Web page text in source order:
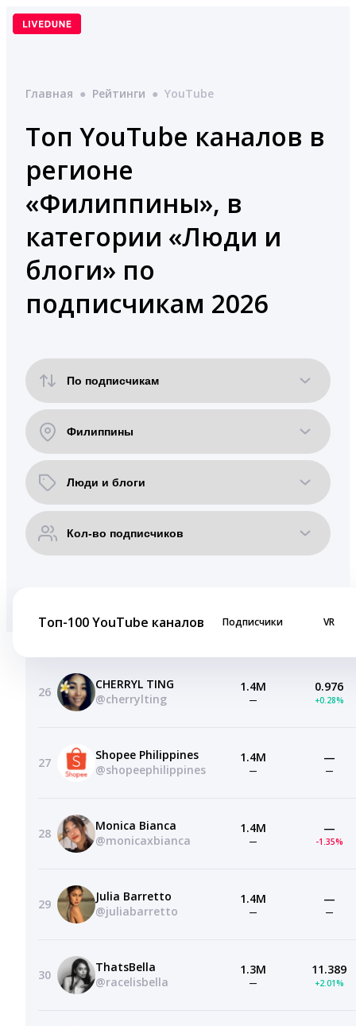
Перейти
Главная ● Рейтинги ● YouTube
Топ YouTube каналов в
регионе
«Филиппины», в
категории «Люди и
блоги» по
подписчикам 2026
Топ-100 YouTube каналов Подписчики VR
26
CHERRYL TING
@cherrylting
1.4M
—
0.976
+0.28%
27
Shopee Philippines
@shopeephilippines
1.4M
—
—
—
28
Monica Bianca
@monicaxbianca
1.4M
—
—
-1.35%
29
Julia Barretto
@juliabarretto
1.4M
—
—
—
30
ThatsBella
@racelisbella
1.3M
—
11.389
+2.01%